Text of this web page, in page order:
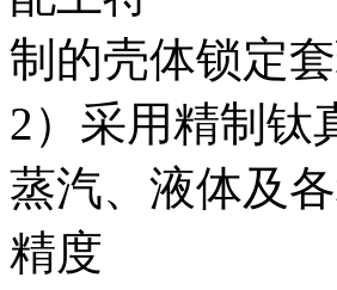
制的壳体锁定
2）采用精制钛
蒸汽、液体及
精度